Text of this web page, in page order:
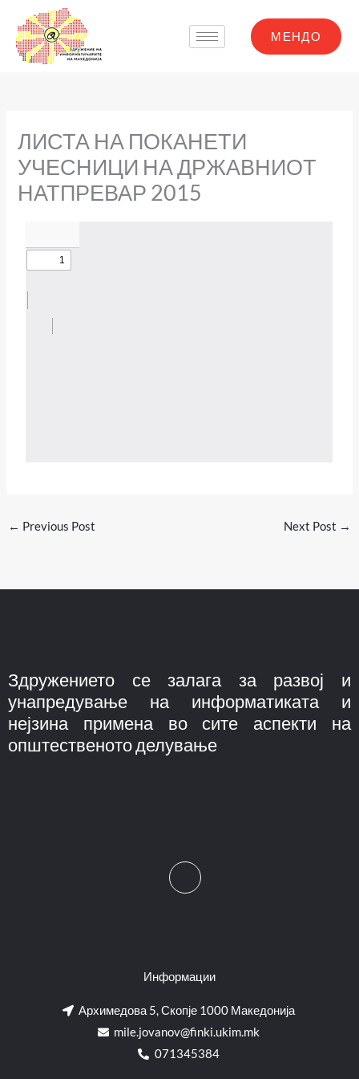
content
МЕНДО
ЛИСТА НА ПОКАНЕТИ
УЧЕСНИЦИ НА ДРЖАВНИОТ
НАТПРЕВАР 2015
← Previous Post Next Post →
Здружението се залага за развој и
унапредување на информатиката и
нејзина примена во сите аспекти на
општественото делување
Информации
Архимедова 5, Скопје 1000 Македонија
mile.jovanov@finki.ukim.mk​
071345384